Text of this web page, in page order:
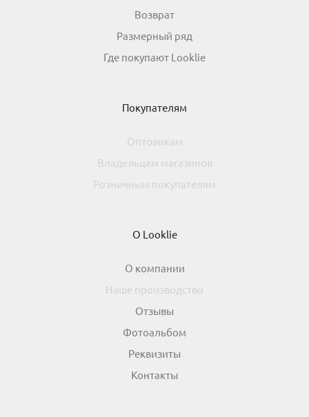
Возврат
Размерный ряд
Где покупают Looklie
Покупателям
Оптовикам
Владельцам магазинов
Розничным покупателям
О Looklie
О компании
Наше производство
Отзывы
Фотоальбом
Реквизиты
Контакты